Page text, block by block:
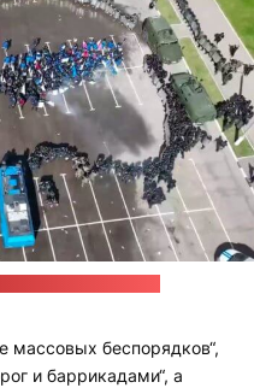
массовых беспорядков“,
и баррикадами“, а